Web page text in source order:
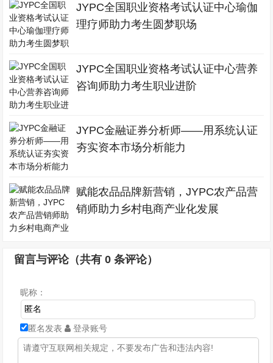
JYPC全国职业资格考试认证中心瑜伽
理疗师助力考生圆梦职场
JYPC全国职业资格考试认证中心营养
咨询师助力考生职业进阶
JYPC金融证券分析师——用系统认证
夯实资本市场分析能力
赋能农品品牌新营销，JYPC农产品营
销师助力乡村电商产业化发展
留言与评论（共有0 条评论）
昵称：
匿名发表 登录账号